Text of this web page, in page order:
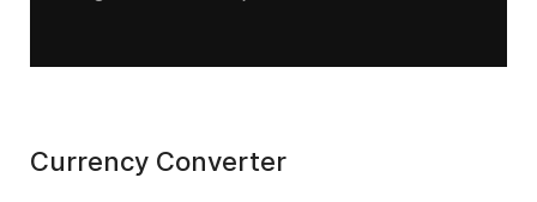
Currency Converter